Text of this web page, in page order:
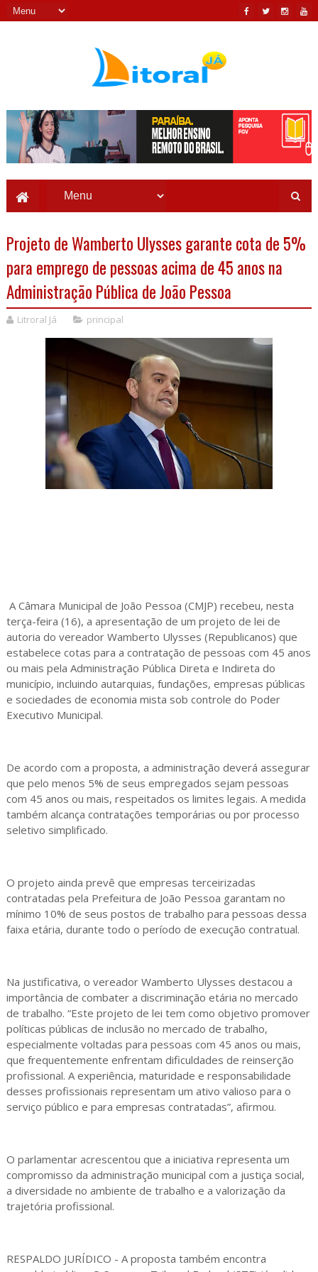
Projeto de Wamberto Ulysses garante cota de 5%
para emprego de pessoas acima de 45 anos na
Administração Pública de João Pessoa
Litroral Já principal
A Câmara Municipal de João Pessoa (CMJP) recebeu, nesta
terça-feira (16), a apresentação de um projeto de lei de
autoria do vereador Wamberto Ulysses (Republicanos) que
estabelece cotas para a contratação de pessoas com 45 anos
ou mais pela Administração Pública Direta e Indireta do
município, incluindo autarquias, fundações, empresas públicas
e sociedades de economia mista sob controle do Poder
Executivo Municipal.
De acordo com a proposta, a administração deverá assegurar
que pelo menos 5% de seus empregados sejam pessoas
com 45 anos ou mais, respeitados os limites legais. A medida
também alcança contratações temporárias ou por processo
seletivo simplificado.
O projeto ainda prevê que empresas terceirizadas
contratadas pela Prefeitura de João Pessoa garantam no
mínimo 10% de seus postos de trabalho para pessoas dessa
faixa etária, durante todo o período de execução contratual.
Na justificativa, o vereador Wamberto Ulysses destacou a
importância de combater a discriminação etária no mercado
de trabalho. “Este projeto de lei tem como objetivo promover
políticas públicas de inclusão no mercado de trabalho,
especialmente voltadas para pessoas com 45 anos ou mais,
que frequentemente enfrentam dificuldades de reinserção
profissional. A experiência, maturidade e responsabilidade
desses profissionais representam um ativo valioso para o
serviço público e para empresas contratadas”, afirmou.
O parlamentar acrescentou que a iniciativa representa um
compromisso da administração municipal com a justiça social,
a diversidade no ambiente de trabalho e a valorização da
trajetória profissional.
RESPALDO JURÍDICO - A proposta também encontra